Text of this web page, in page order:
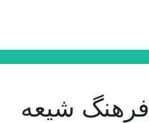
فرهنگ شیعه